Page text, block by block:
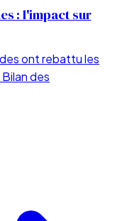
: l'impact sur
ont rebattu les
des